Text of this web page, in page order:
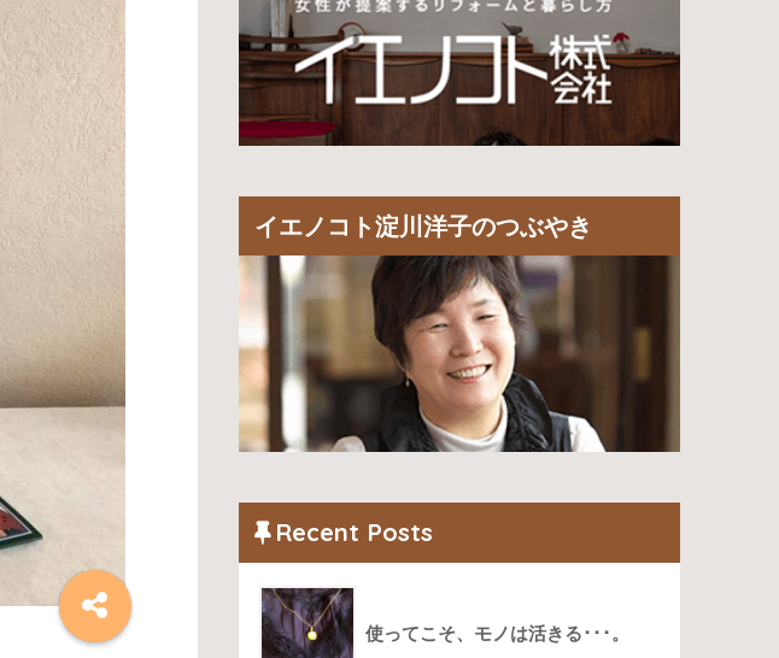
イエノコト淀川洋子のつぶやき
Recent Posts
使ってこそ、モノは活きる･･･。